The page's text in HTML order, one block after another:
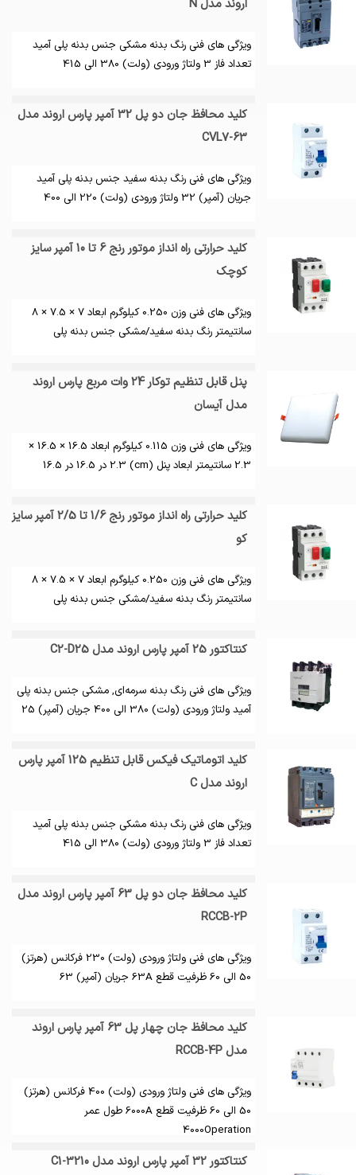
اروند مدل N
ویژگی های فنی رنگ بدنه مشکی جنس بدنه پلی آمید
تعداد فاز 3 ولتاژ ورودی (ولت) 380 الی 415
کلید محافظ جان دو پل 32 آمپر پارس اروند مدل
CVL7-63
ویژگی های فنی رنگ بدنه سفید جنس بدنه پلی آمید
جریان (آمپر) 32 ولتاژ ورودی (ولت) 220 الی 400
کلید حرارتی راه انداز موتور رنج 6 تا 10 آمپر سایز
کوچک
ویژگی های فنی وزن 0.250 کیلوگرم ابعاد 7 × 7.5 × 8
سانتیمتر رنگ بدنه سفید/مشکی جنس بدنه پلی
پنل قابل تنظیم توکار 24 وات مربع پارس اروند
مدل آیسان
ویژگی های فنی وزن 0.115 کیلوگرم ابعاد 16.5 × 16.5 ×
2.3 سانتیمتر ابعاد پنل (cm) 2.3 در 16.5 در 16.5
کلید حرارتی راه انداز موتور رنج 1/6 تا 2/5 آمپر سایز
کو
ویژگی های فنی وزن 0.250 کیلوگرم ابعاد 7 × 7.5 × 8
سانتیمتر رنگ بدنه سفید/مشکی جنس بدنه پلی
کنتاکتور 25 آمپر پارس اروند مدل C2-D25
ویژگی های فنی رنگ بدنه سرمه‌ای, مشکی جنس بدنه پلی
آمید ولتاژ ورودی (ولت) 380 الی 400 جریان (آمپر) 25
کلید اتوماتیک فیکس قابل تنظیم 125 آمپر پارس
اروند مدل C
ویژگی های فنی رنگ بدنه مشکی جنس بدنه پلی آمید
تعداد فاز 3 ولتاژ ورودی (ولت) 380 الی 415
کلید محافظ جان دو پل 63 آمپر پارس اروند مدل
RCCB-2P
ویژگی های فنی ولتاژ ورودی (ولت) 230 فرکانس (هرتز)
50 الی 60 ظرفیت قطع 63A جریان (آمپر) 63
کلید محافظ جان چهار پل 63 آمپر پارس اروند
مدل RCCB-4P
ویژگی های فنی ولتاژ ورودی (ولت) 400 فرکانس (هرتز)
50 الی 60 ظرفیت قطع 6000A طول عمر
4000Operation
کنتاکتور 32 آمپر پارس اروند مدل C1-3210